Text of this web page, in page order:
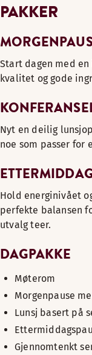
PAKKER
Start dagen med
kvalitet og gode
Nyt en deilig
noe som passer for
Hold energinivået
perfekte balansen
utvalg teer.
DAGPAKKE
Møterom
Morgenpause
Lunsj basert på
Gjennomtenkt